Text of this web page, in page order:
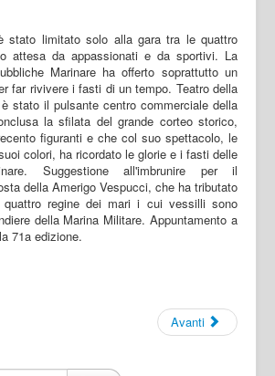
stato limitato solo alla gara tra le quattro
attesa da appassionati e da sportivi. La
Marinare ha offerto soprattutto un
far rivivere i fasti di un tempo. Teatro della
stato il pulsante centro commerciale della
la sfilata del grande corteo storico,
figuranti e che col suo spettacolo, le
colori, ha ricordato le glorie e i fasti delle
Suggestione all'imbrunire per il
della Amerigo Vespucci, che ha tributato
regine dei mari i cui vessilli sono
della Marina Militare. Appuntamento a
71a edizione.
Avanti